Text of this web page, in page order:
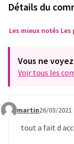
Détails du
Les mieux notés Les
Vous ne
Voir tous les
Commentaire 401
martin26/03/2021
tout a fait d